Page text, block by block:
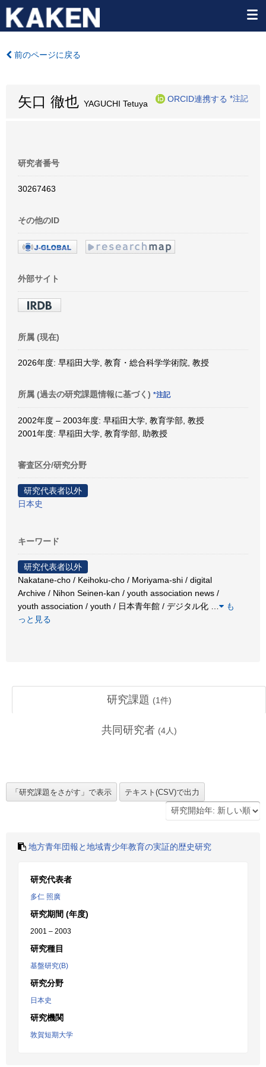
前のページに戻る
矢口 徹也 YAGUCHI Tetuya
ORCID連携する *注記
研究者番号
30267463
その他のID
外部サイト
所属 (現在)
2026年度: 早稲田大学, 教育・総合科学学術院, 教授
所属 (過去の研究課題情報に基づく) *注記
2002年度 – 2003年度: 早稲田大学, 教育学部, 教授
2001年度: 早稲田大学, 教育学部, 助教授
審査区分/研究分野
研究代表者以外
日本史
キーワード
研究代表者以外
Nakatane-cho / Keihoku-cho / Moriyama-shi / digital
Archive / Nihon Seinen-kan / youth association news /
youth association / youth / 日本青年館 / デジタル化
も
っと見る
研究課題 (1件)
共同研究者 (4人)
地方青年団報と地域青少年教育の実証的歴史研究
研究代表者
多仁 照廣
研究期間 (年度)
2001 – 2003
研究種目
基盤研究(B)
研究分野
日本史
研究機関
敦賀短期大学